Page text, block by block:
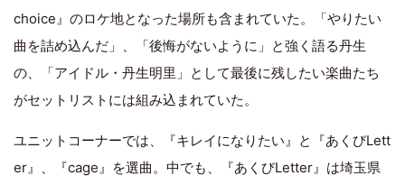
choice』のロケ地となった場所も含まれていた。「やりたい
曲を詰め込んだ」、「後悔がないように」と強く語る丹生
の、「アイドル・丹生明里」として最後に残したい楽曲たち
がセットリストには組み込まれていた。
ユニットコーナーでは、『キレイになりたい』と『あくびLett
er』、『cage』を選曲。中でも、『あくびLetter』は埼玉県